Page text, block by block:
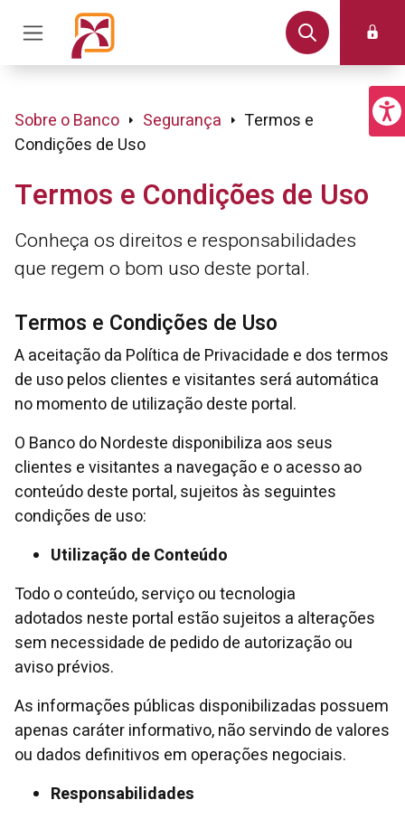
Sobre o Banco Segurança
Termos e
Condições de Uso
Termos e Condições de Uso
Conheça os direitos e responsabilidades
que regem o bom uso deste portal.
Termos e Condições de Uso
A aceitação da Política de Privacidade e dos termos
de uso pelos clientes e visitantes será automática
no momento de utilização deste portal.
O Banco do Nordeste disponibiliza aos seus
clientes e visitantes a navegação e o acesso ao
conteúdo deste portal, sujeitos às seguintes
condições de uso:
Utilização de Conteúdo
Todo o conteúdo, serviço ou tecnologia
adotados neste portal estão sujeitos a alterações
sem necessidade de pedido de autorização ou
aviso prévios.
As informações públicas disponibilizadas possuem
apenas caráter informativo, não servindo de valores
ou dados definitivos em operações negociais.
Responsabilidades